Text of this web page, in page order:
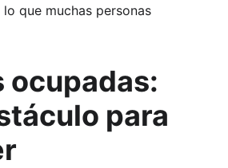
que muchas personas
ocupadas:
para